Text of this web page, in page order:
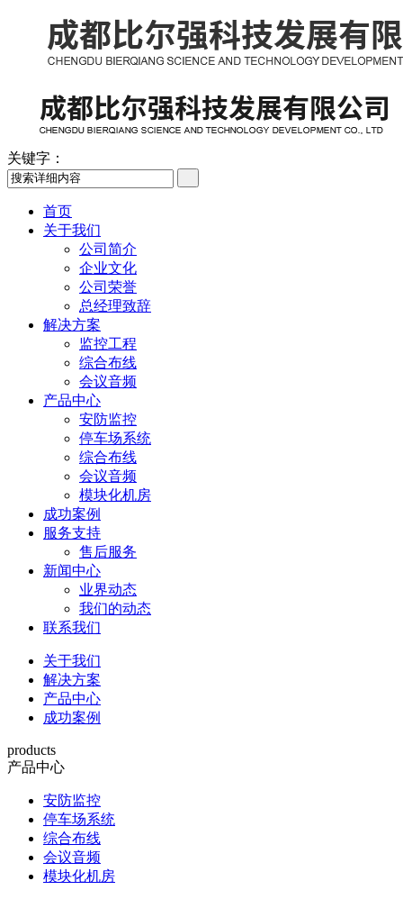
关键字：
首页
关于我们
公司简介
企业文化
公司荣誉
总经理致辞
解决方案
监控工程
综合布线
会议音频
产品中心
安防监控
停车场系统
综合布线
会议音频
模块化机房
成功案例
服务支持
售后服务
新闻中心
业界动态
我们的动态
联系我们
关于我们
解决方案
产品中心
成功案例
products
产品中心
安防监控
停车场系统
综合布线
会议音频
模块化机房